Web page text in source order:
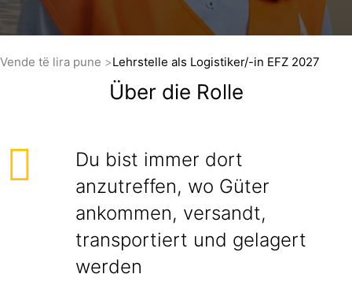
Vende të lira pune Lehrstelle als Logistiker/-in EFZ 2027
Über die Rolle
Du bist immer dort
anzutreffen, wo Güter
ankommen, versandt,
transportiert und gelagert
werden